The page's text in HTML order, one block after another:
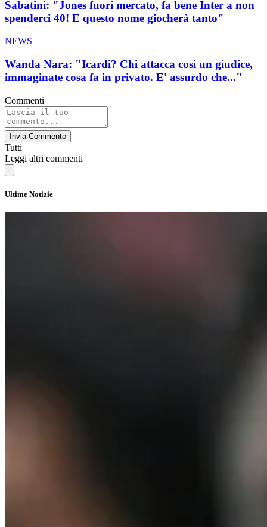
Sabatini: "Jones fuori mercato, fa bene Inter a non
spenderci 40! E questo nome giocherà tanto"
NEWS
Wanda Nara: "Icardi? Chi attacca così un giudice,
immaginate cosa fa in privato. E' assurdo che..."
Commenti
Invia Commento
Tutti
Leggi altri commenti
Ultime Notizie